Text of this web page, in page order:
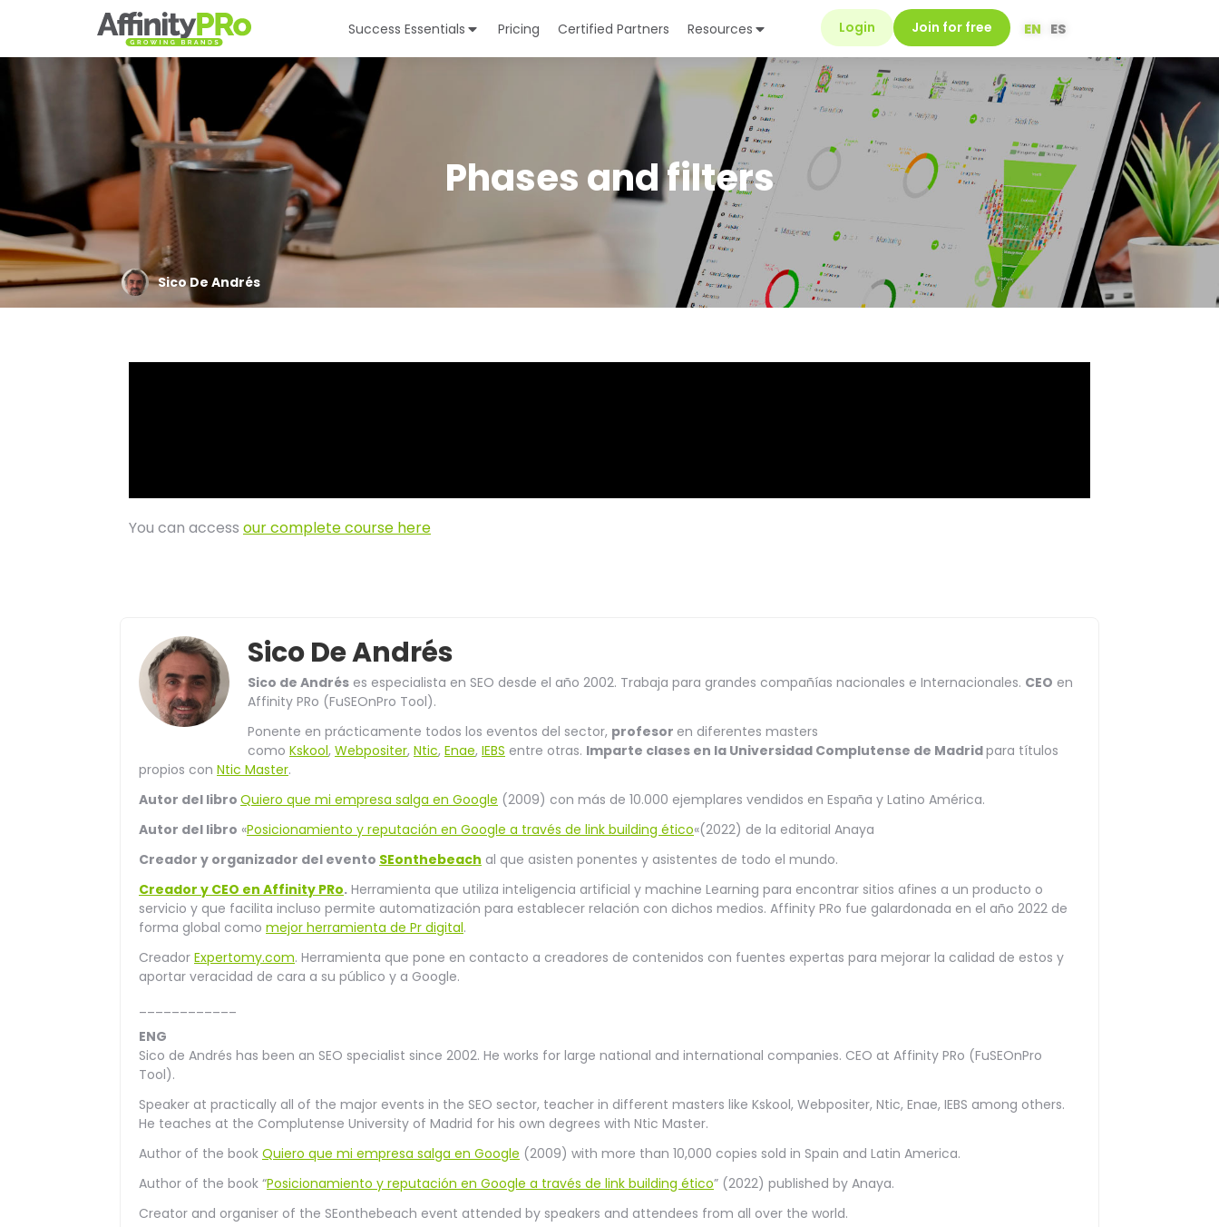
Success Essentials Pricing Certified Partners Resources Login Join for free EN ES
Phases and filters
Sico De Andrés
You can access our complete course here
Sico De Andrés
Sico de Andrés es especialista en SEO desde el año 2002. Trabaja para grandes compañías nacionales e Internacionales. CEO en
Affinity PRo (FuSEOnPro Tool).
Ponente en prácticamente todos los eventos del sector, profesor en diferentes masters
como Kskool, Webpositer, Ntic, Enae, IEBS entre otras. Imparte clases en la Universidad Complutense de Madridpara títulos
propios con Ntic Master.
Autor del libro Quiero que mi empresa salga en Google (2009) con más de 10.000 ejemplares vendidos en España y Latino América.
Autor del libro «Posicionamiento y reputación en Google a través de link building ético«(2022) de la editorial Anaya
Creador y organizador del evento SEonthebeach al que asisten ponentes y asistentes de todo el mundo.
Creador y CEO en Affinity PRo. Herramienta que utiliza inteligencia artificial y machine Learning para encontrar sitios afines a un producto o
servicio y que facilita incluso permite automatización para establecer relación con dichos medios. Affinity PRo fue galardonada en el año 2022 de
forma global como mejor herramienta de Pr digital.
Creador Expertomy.com. Herramienta que pone en contacto a creadores de contenidos con fuentes expertas para mejorar la calidad de estos y
aportar veracidad de cara a su público y a Google.
ENG
Sico de Andrés has been an SEO specialist since 2002. He works for large national and international companies. CEO at Affinity PRo (FuSEOnPro
Tool).
Speaker at practically all of the major events in the SEO sector, teacher in different masters like Kskool, Webpositer, Ntic, Enae, IEBS among others.
He teaches at the Complutense University of Madrid for his own degrees with Ntic Master.
Author of the book Quiero que mi empresa salga en Google (2009) with more than 10,000 copies sold in Spain and Latin America.
Author of the book “Posicionamiento y reputación en Google a través de link building ético” (2022) published by Anaya.
Creator and organiser of the SEonthebeach event attended by speakers and attendees from all over the world.